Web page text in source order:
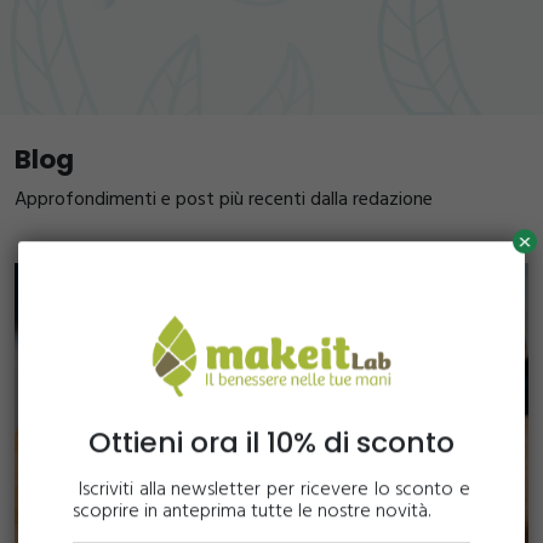
Ottieni ora il 10% di sconto
Iscriviti alla newsletter per ricevere lo sconto e
scoprire in anteprima tutte le nostre novità.
x
Blog
Approfondimenti e post più recenti dalla redazione